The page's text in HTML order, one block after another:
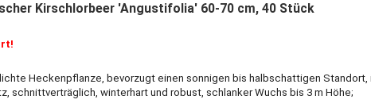
Kirschlorbeer 'Angustifolia' 60-70 cm, 40 Stück
Heckenpflanze, bevorzugt einen sonnigen bis halbschattigen Standort,
schnittverträglich, winterhart und robust, schlanker Wuchs bis 3 m Höhe;